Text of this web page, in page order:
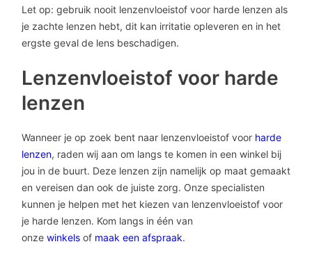
Let op: gebruik nooit lenzenvloeistof voor harde lenzen als
je zachte lenzen hebt, dit kan irritatie opleveren en in het
ergste geval de lens beschadigen.
Lenzenvloeistof voor harde
lenzen
Wanneer je op zoek bent naar lenzenvloeistof voor harde
lenzen, raden wij aan om langs te komen in een winkel bij
jou in de buurt. Deze lenzen zijn namelijk op maat gemaakt
en vereisen dan ook de juiste zorg. Onze specialisten
kunnen je helpen met het kiezen van lenzenvloeistof voor
je harde lenzen. Kom langs in één van
onze winkels of maak een afspraak.